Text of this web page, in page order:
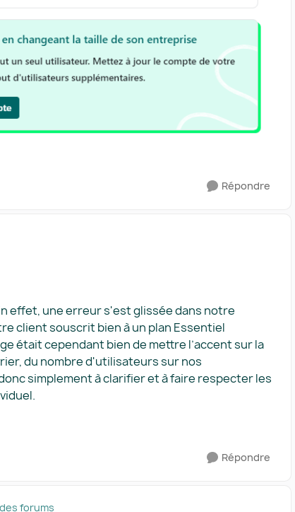
Répondre
effet, une erreur s'est glissée dans notre
client souscrit bien à un plan Essentiel
était cependant bien de mettre l’accent sur la
du nombre d'utilisateurs sur nos
simplement à clarifier et à faire respecter les
Répondre
forums